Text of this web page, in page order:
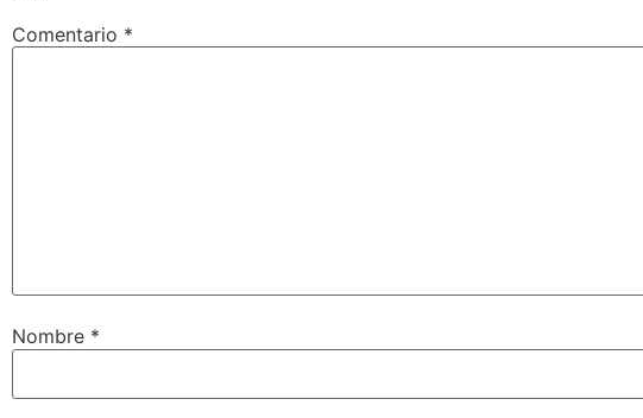
Comentario *
Nombre *